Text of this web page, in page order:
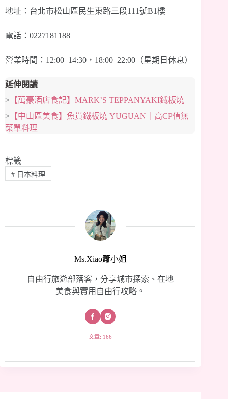
地址：台北市松山區民生東路三段111號B1樓
電話：0227181188
營業時間：12:00–14:30，18:00–22:00（星期日休息）
延伸閱讀
> 【萬豪酒店食記】MARK’S TEPPANYAKI鐵板燒
> 【中山區美食】魚貫鐵板燒 YUGUAN｜高CP值無
菜單料理
標籤
#日本料理
Ms.Xiao蕭小姐
自由行旅遊部落客，分享城市探索、在地
美食與實用自由行攻略。
文章: 166